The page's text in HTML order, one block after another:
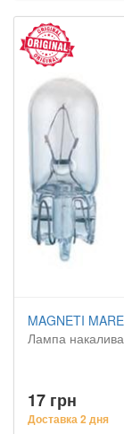
MAGNETI
Лампа
17 грн
Доставка 2 дня